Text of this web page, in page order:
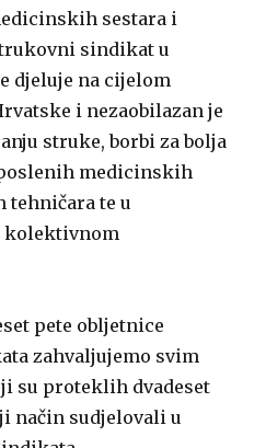
sestara i
sindikat u
djeluje na cijelom
i nezaobilazan je
struke, borbi za bolja
medicinskih
tehničara te u
kolektivnom
pete obljetnice
zahvaljujemo svim
su proteklih dvadeset
način sudjelovali u